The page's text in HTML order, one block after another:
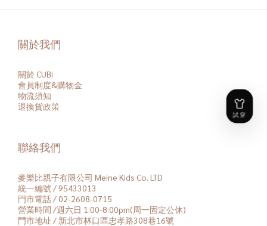
關於我們
關於 CUBi
會員制度&購物金
物流須知
退換貨政策
聯絡我們
麥樂比親子有限公司 Meine Kids Co. LTD
統一編號 / 95433013
門市電話 / 02-2608-0715
營業時間 /週六日 1:00-8:00pm(周一固定公休)
門市地址 / 新北市林口區忠孝路308巷16號